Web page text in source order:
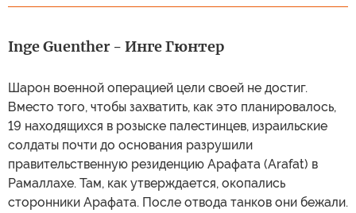
Inge Guenther - Инге Гюнтер
Шарон военной операцией цели своей не достиг.
Вместо того, чтобы захватить, как это планировалось,
19 находящихся в розыске палестинцев, израильские
солдаты почти до основания разрушили
правительственную резиденцию Арафата (Arafat) в
Рамаллахе. Там, как утверждается, окопались
сторонники Арафата. После отвода танков они бежали.